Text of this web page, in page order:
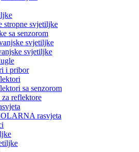
stropne svjetiljke
sa senzorom
svjetiljke
svjetiljke
i pribor
sa senzorom
reflektore
rasvjeta